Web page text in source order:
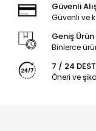
Güvenli
Güvenli ve
Geniş
Binlerce
7 / 24
Öneri ve